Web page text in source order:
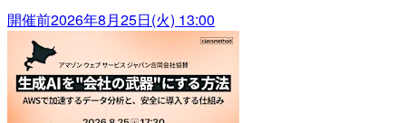
開催前2026年8月25日(火) 13:00